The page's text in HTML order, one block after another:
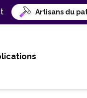
Artisans du